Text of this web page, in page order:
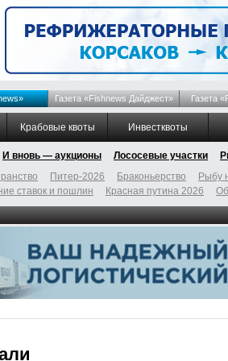
Газета «Fishnews Дайджест» Газета
Крабовые квоты Инвестквоты
И вновь — аукционы Лососевые участки
Питер-2026 Браконьерство Рыбу
ставок и пошлин Красная путина 2026